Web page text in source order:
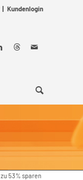
| Kundenlogin
53% sparen